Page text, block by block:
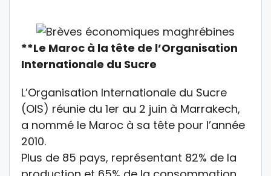
**Le Maroc à la tête de l’Organisation
Internationale du Sucre
L’Organisation Internationale du Sucre
(OIS) réunie du 1er au 2 juin à Marrakech,
a nommé le Maroc à sa tête pour l’année
2010.
Plus de 85 pays, représentant 82% de la